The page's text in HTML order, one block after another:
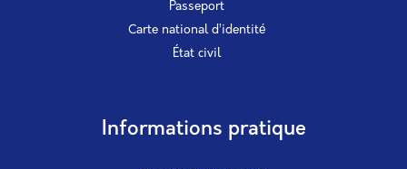
Passeport
Carte national d’identité
État civil
Informations pratique